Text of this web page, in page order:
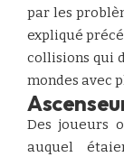
par les
expliqué
collisions qui
mondes avec
Des joueurs
auquel